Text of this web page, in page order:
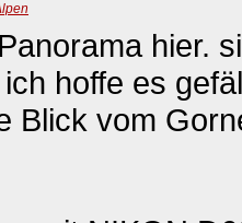
hier.
hoffe es
Blick vom